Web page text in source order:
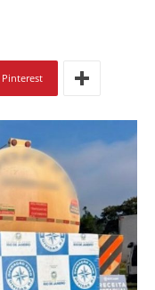
Pinterest